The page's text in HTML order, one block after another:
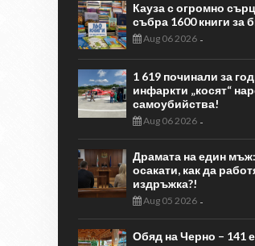
Кауза с огромно
събра 1600 книги за
Aug 06 2026 -
1 619 починали за
инфаркти „косят“
самоубийства!
Aug 06 2026 -
Драмата на един
осакати, как да
издръжка?!
Aug 05 2026 -
Обяд на Черно – 141